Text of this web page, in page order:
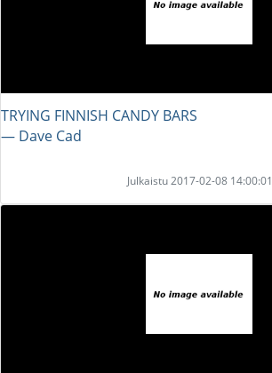
TRYING FINNISH CANDY BARS
― Dave Cad
Julkaistu 2017-02-08